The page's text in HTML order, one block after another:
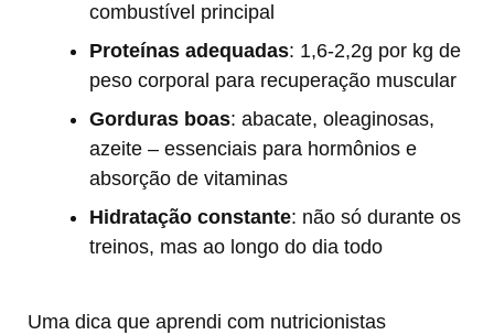
combustível principal
Proteínas adequadas: 1,6-2,2g por kg de
peso corporal para recuperação muscular
Gorduras boas: abacate, oleaginosas,
azeite – essenciais para hormônios e
absorção de vitaminas
Hidratação constante: não só durante os
treinos, mas ao longo do dia todo
Uma dica que aprendi com nutricionistas